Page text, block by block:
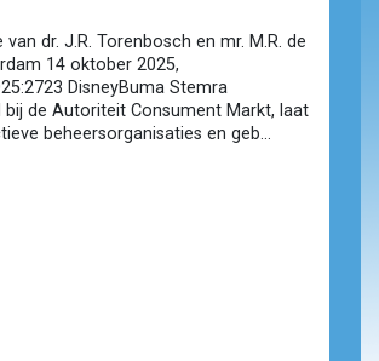
dr. J.R. Torenbosch en mr. M.R. de
14 oktober 2025,
DisneyBuma Stemra
de Autoriteit Consument Markt, laat
beheersorganisaties en geb...